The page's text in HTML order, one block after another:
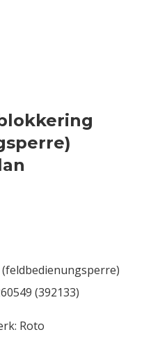
(392133)
Roto